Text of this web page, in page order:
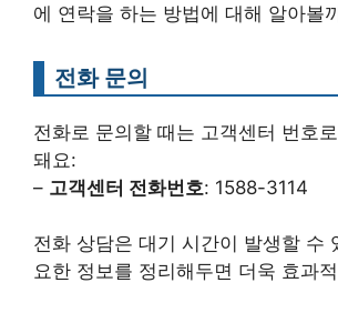
에 연락을 하는 방법에 대해 알아볼
전화 문의
전화로 문의할 때는 고객센터 번호
돼요:
– 고객센터 전화번호: 1588-3114
전화 상담은 대기 시간이 발생할 수
요한 정보를 정리해두면 더욱 효과